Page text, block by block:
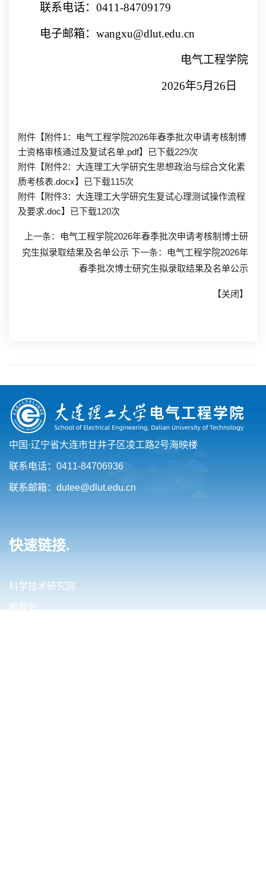
联系电话： 0411-84709179
电子邮箱： wangxu@dlut.edu.cn
电气工程学院
2026年5月 26 日
附件【附件1：电气工程学院2026年春季批次申请考核制博
士资格审核通过及复试名单.pdf】已下载229次
附件【附件2：大连理工大学研究生思想政治与综合文化素
质考核表.docx】已下载115次
附件【附件3：大连理工大学研究生复试心理测试操作流程
及要求.doc】已下载120次
上一条： 电气工程学院2026年春季批次申请考核制博士研
究生拟录取结果及名单公示 下一条： 电气工程学院2026年
春季批次博士研究生拟录取结果及名单公示
【关闭】
中国·辽宁省大连市甘井子区凌工路2号海映楼
联系电话：0411-84706936
联系邮箱：dutee@dlut.edu.cn
快速链接.
科学技术研究院
教务处